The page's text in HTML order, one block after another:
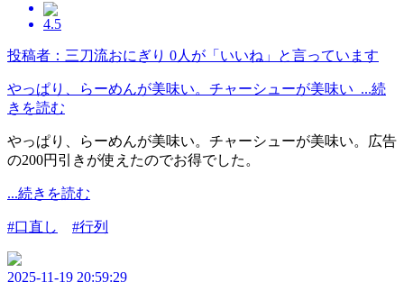
4.5
投稿者：三刀流おにぎり 0人が「いいね」と言っています
やっぱり、らーめんが美味い。チャーシューが美味い ...続
きを読む
やっぱり、らーめんが美味い。チャーシューが美味い。広告
の200円引きが使えたのでお得でした。
...続きを読む
#口直し #行列
2025-11-19 20:59:29